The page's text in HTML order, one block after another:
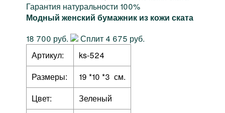
Гарантия натуральности 100%
Модный женский бумажник из кожи ската
18 700 руб.
Сплит 4 675 руб.
Артикул:
ks-524
Размеры:
19 *10 *3 см.
Цвет:
Зеленый